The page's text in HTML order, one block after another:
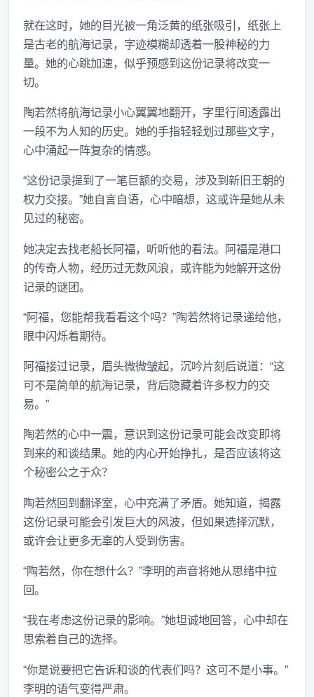
就在这时，她的目光被一角泛黄的纸张吸引，纸张上
是古老的航海记录，字迹模糊却透着一股神秘的力
量。她的心跳加速，似乎预感到这份记录将改变一
切。
陶若然将航海记录小心翼翼地翻开，字里行间透露出
一段不为人知的历史。她的手指轻轻划过那些文字，
心中涌起一阵复杂的情感。
“这份记录提到了一笔巨额的交易，涉及到新旧王朝的
权力交接。”她自言自语，心中暗想，这或许是她从未
见过的秘密。
她决定去找老船长阿福，听听他的看法。阿福是港口
的传奇人物，经历过无数风浪，或许能为她解开这份
记录的谜团。
“阿福，您能帮我看看这个吗？”陶若然将记录递给他，
眼中闪烁着期待。
阿福接过记录，眉头微微皱起，沉吟片刻后说道：“这
可不是简单的航海记录，背后隐藏着许多权力的交
易。”
陶若然的心中一震，意识到这份记录可能会改变即将
到来的和谈结果。她的内心开始挣扎，是否应该将这
个秘密公之于众？
陶若然回到翻译室，心中充满了矛盾。她知道，揭露
这份记录可能会引发巨大的风波，但如果选择沉默，
或许会让更多无辜的人受到伤害。
“陶若然，你在想什么？”李明的声音将她从思绪中拉
回。
“我在考虑这份记录的影响。”她坦诚地回答，心中却在
思索着自己的选择。
“你是说要把它告诉和谈的代表们吗？这可不是小事。”
李明的语气变得严肃。